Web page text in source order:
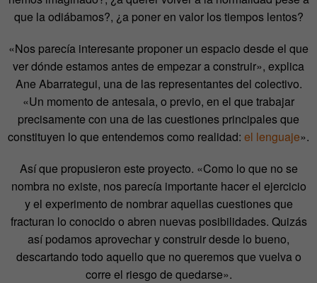
que la odiábamos?, ¿a poner en valor los tiempos lentos?
«Nos parecía interesante proponer un espacio desde el que
ver dónde estamos antes de empezar a construir», explica
Ane Abarrategui, una de las representantes del colectivo.
«Un momento de antesala, o previo, en el que trabajar
precisamente con una de las cuestiones principales que
constituyen lo que entendemos como realidad: el lenguaje».
Así que propusieron este proyecto. «Como lo que no se
nombra no existe, nos parecía importante hacer el ejercicio
y el experimento de nombrar aquellas cuestiones que
fracturan lo conocido o abren nuevas posibilidades. Quizás
así podamos aprovechar y construir desde lo bueno,
descartando todo aquello que no queremos que vuelva o
corre el riesgo de quedarse».